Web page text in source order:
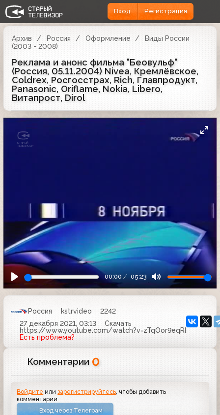
Вход Регистрация
Архив Россия Оформление
Виды России
(2003 - 2008)
Реклама и анонс фильма "Беовульф"
(Россия, 05.11.2004) Nivea, Кремлёвское,
Coldrex, Росгосстрах, Rich, Главпродукт,
Panasonic, Oriflame, Nokia, Libero,
Витапрост, Dirol
00:00 05:23
Россия kstrvideo
2242
27 декабря 2021, 03:13
Скачать
https://www.youtube.com/watch?v=zTqOor9eqRI
Есть проблема?
Комментарии 0
Войдите илизарегистрируйтесь , чтобы добавить
комментарий
Вход через Телеграм